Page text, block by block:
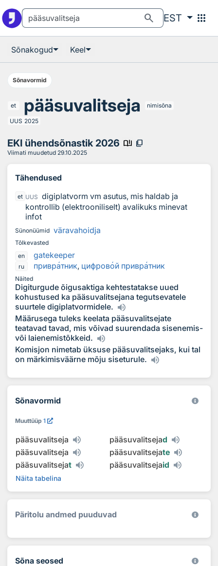
search EST apps
Sõnakogud Keel
Sõnavormid
et pääsuvalitseja nimisõna
UUS 2025
EKI ühendsõnastik 2026 book_ribbon content_copy
Viimati muudetud 29.10.2025
Tähendused
et UUS
digiplatvorm vm asutus, mis haldab ja
kontrollib (elektrooniliselt) avalikuks minevat
infot
Sünonüümid väravahoidja
Tõlkevasted
en
gatekeeper
ru привратник, цифровой привратник
Näited
Digiturgude õigusaktiga kehtestatakse uued
kohustused ka pääsuvalitsejana tegutsevatele
suurtele digiplatvormidele.
Määrusega tuleks keelata pääsuvalitsejate
teatavad tavad, mis võivad suurendada sisenemis-
või laienemistõkkeid.
Komisjon nimetab üksuse pääsuvalitsejaks, kui tal
on märkimisväärne mõju siseturule.
Sõnavormid
Muuttüüp 1
pääsuvalitseja pääsuvalitsejad
pääsuvalitseja
pääsuvalitsejate
pääsuvalitsejat pääsuvalitsejaid
Näita tabelina
Päritolu andmed puuduvad
Sõna seosed